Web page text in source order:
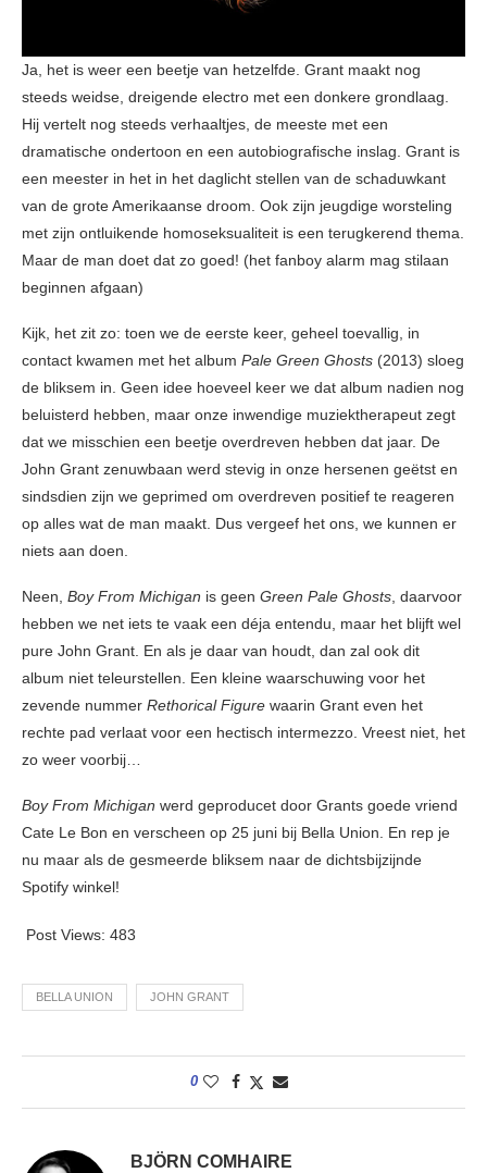
Ja, het is weer een beetje van hetzelfde. Grant maakt nog
steeds weidse, dreigende electro met een donkere grondlaag.
Hij vertelt nog steeds verhaaltjes, de meeste met een
dramatische ondertoon en een autobiografische inslag. Grant is
een meester in het in het daglicht stellen van de schaduwkant
van de grote Amerikaanse droom. Ook zijn jeugdige worsteling
met zijn ontluikende homoseksualiteit is een terugkerend thema.
Maar de man doet dat zo goed! (het fanboy alarm mag stilaan
beginnen afgaan)
Kijk, het zit zo: toen we de eerste keer, geheel toevallig, in
contact kwamen met het album Pale Green Ghosts (2013) sloeg
de bliksem in. Geen idee hoeveel keer we dat album nadien nog
beluisterd hebben, maar onze inwendige muziektherapeut zegt
dat we misschien een beetje overdreven hebben dat jaar. De
John Grant zenuwbaan werd stevig in onze hersenen geëtst en
sindsdien zijn we geprimed om overdreven positief te reageren
op alles wat de man maakt. Dus vergeef het ons, we kunnen er
niets aan doen.
Neen, Boy From Michigan is geen Green Pale Ghosts, daarvoor
hebben we net iets te vaak een déja entendu, maar het blijft wel
pure John Grant. En als je daar van houdt, dan zal ook dit
album niet teleurstellen. Een kleine waarschuwing voor het
zevende nummer Rethorical Figure waarin Grant even het
rechte pad verlaat voor een hectisch intermezzo. Vreest niet, het
zo weer voorbij…
Boy From Michigan werd geproducet door Grants goede vriend
Cate Le Bon en verscheen op 25 juni bij Bella Union. En rep je
nu maar als de gesmeerde bliksem naar de dichtsbijzijnde
Spotify winkel!
Post Views: 483
BELLA UNION JOHN GRANT
0
BJÖRN COMHAIRE